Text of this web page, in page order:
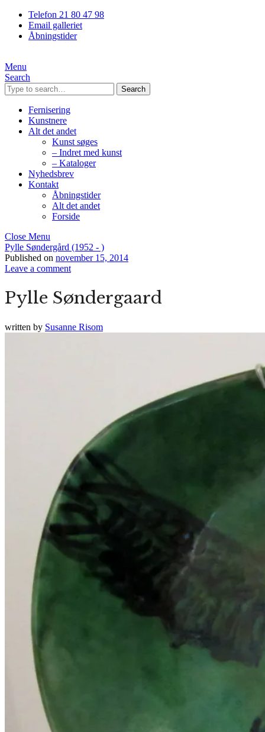
Telefon 21 80 47 98
Email galleriet
Åbningstider
Menu
Search
Search
Fernisering
Kunstnere
Alt det andet
Kunst søges
– Indret med kunst
– Kataloger
Nyhedsbrev
Kontakt
Åbningstider
Alt det andet
Forside
Close Menu
Pylle Søndergård (1952 - )
Published on november 15, 2014
Leave a comment
Pylle Søndergaard
written by Susanne Risom